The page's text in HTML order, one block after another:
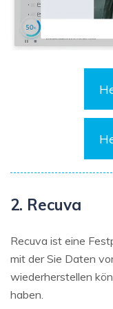
2. Recuva
Recuva ist eine
mit der Sie Daten
wiederherstellen
haben.